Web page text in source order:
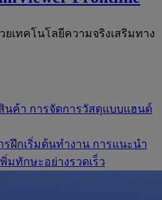
เทคโนโลยีความจริงเสริมทาง
นค้า การจัดการวัสดุแบบแฮนด์
ฝึกเริ่มต้นทำงาน การแนะนำ
มทักษะอย่างรวดเร็ว